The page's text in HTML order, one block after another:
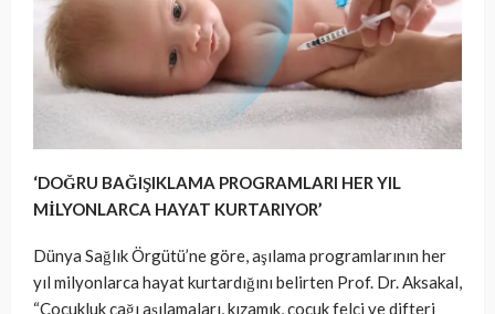
‘DOĞRU BAĞIŞIKLAMA PROGRAMLARI HER YIL
MİLYONLARCA HAYAT KURTARIYOR’
Dünya Sağlık Örgütü’ne göre, aşılama programlarının her
yıl milyonlarca hayat kurtardığını belirten Prof. Dr. Aksakal,
“Çocukluk çağı aşılamaları, kızamık, çocuk felci ve difteri